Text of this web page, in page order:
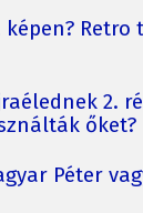
Retro
2.
őket?
Péter